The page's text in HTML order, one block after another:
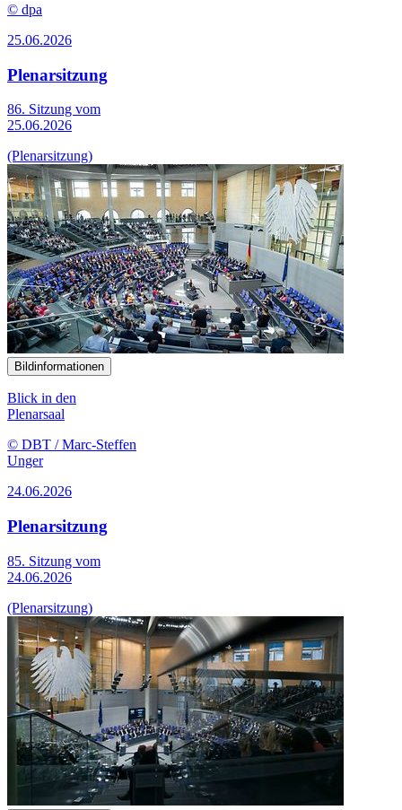
© dpa
25.06.2026
Plenarsitzung
86. Sitzung vom
25.06.2026
(Plenarsitzung)
Bildinformationen
Blick in den
Plenarsaal
© DBT / Marc-Steffen
Unger
24.06.2026
Plenarsitzung
85. Sitzung vom
24.06.2026
(Plenarsitzung)